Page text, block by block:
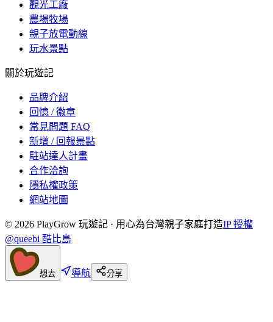
觀光工廠
農場牧場
親子放電動線
玩水景點
關於玩遊記
品牌介紹
回憶 / 徽章
常見問題 FAQ
新增 / 回報景點
駐站達人計畫
合作洽詢
隱私權政策
網站地圖
© 2026 PlayGrow 玩遊記 · 用心為台灣親子家庭打造IP 授權
@queebi 酷比島
想去 導航 分享